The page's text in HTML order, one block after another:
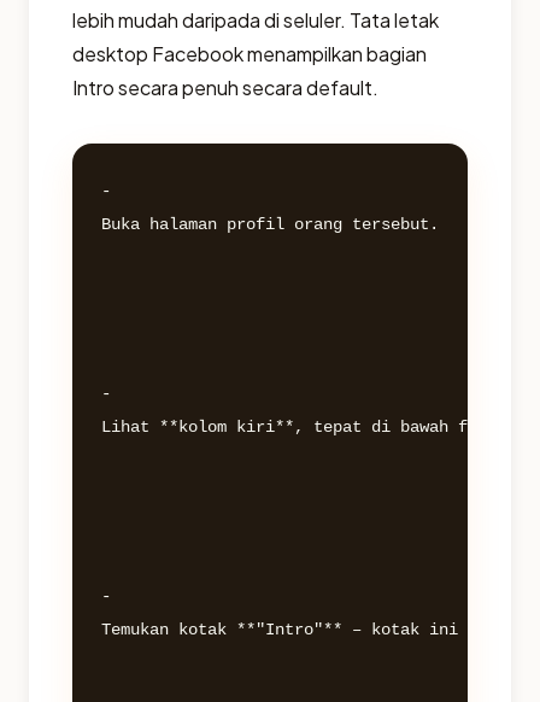
lebih mudah daripada di seluler. Tata letak
desktop Facebook menampilkan bagian
Intro secara penuh secara default.
-
Buka halaman profil orang tersebut.
-
Lihat **kolom kiri**, tepat di bawah foto
-
Temukan kotak **"Intro"** – kotak ini berisi